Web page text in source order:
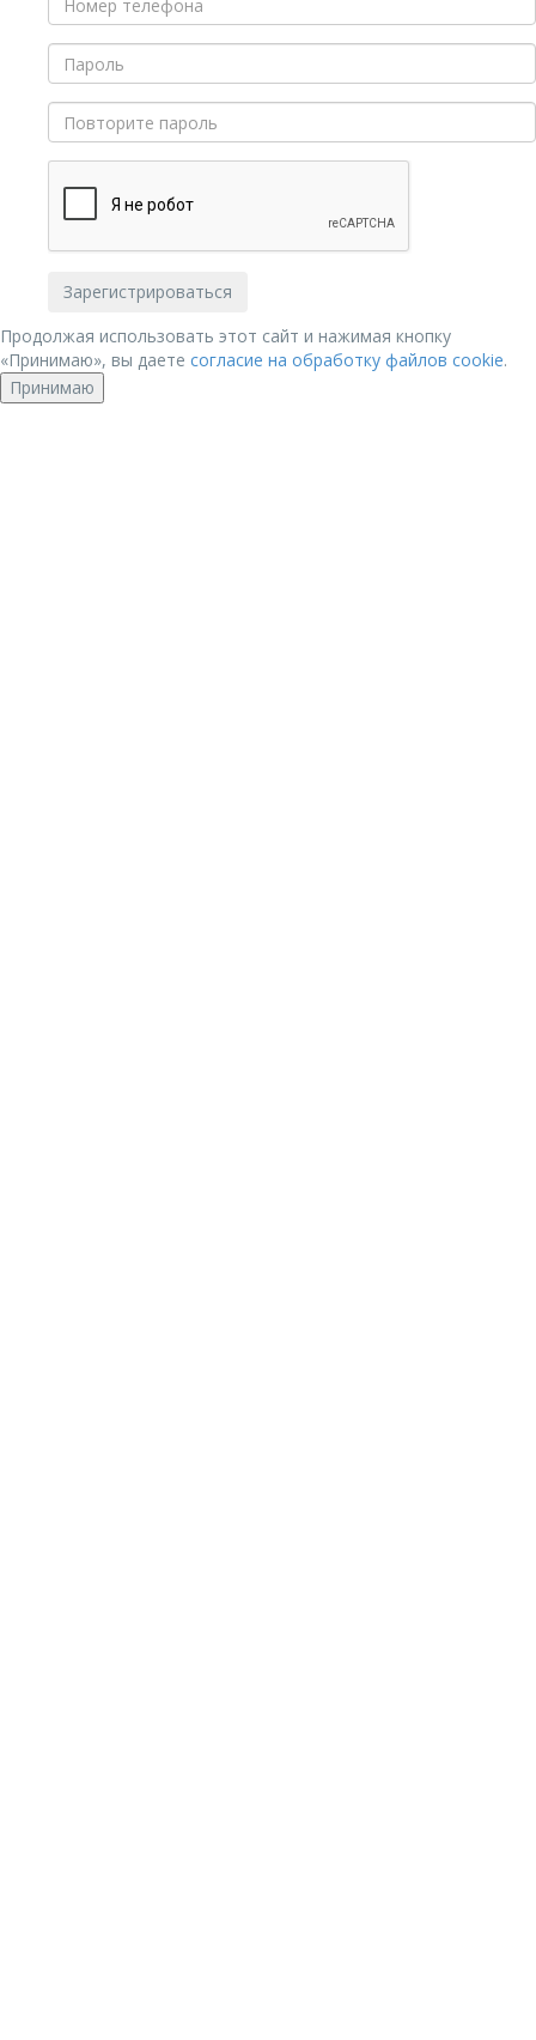
Продолжая использовать этот сайт и нажимая кнопку
«Принимаю», вы даете согласие на обработку файлов cookie.
Принимаю